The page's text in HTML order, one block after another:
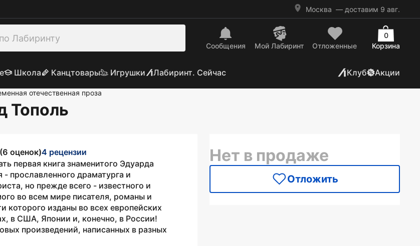
Москва — доставим 9 авг.
Сообщения Mой Лабиринт Отложенные Корзина
0
Школа Канцтовары Игрушки Лабиринт. Сейчас Клуб Акции
отечественная проза
Тополь
(6 оценок)4 рецензии
первая книга знаменитого Эдуарда
- прославленного драматурга и
но прежде всего - известного и
во всем мире писателя, романы и
которого изданы во всех европейских
в США, Японии и, конечно, в России!
произведений, написанных в разных
Нет в продаже
Отложить